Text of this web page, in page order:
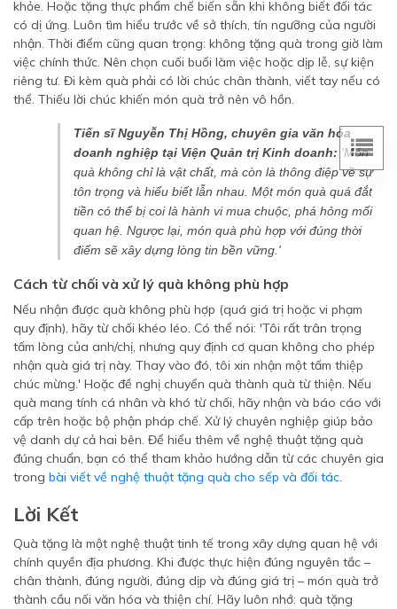
khỏe. Hoặc tặng thực phẩm chế biến sẵn khi không biết đối tác
có dị ứng. Luôn tìm hiểu trước về sở thích, tín ngưỡng của người
nhận. Thời điểm cũng quan trọng: không tặng quà trong giờ làm
việc chính thức. Nên chọn cuối buổi làm việc hoặc dịp lễ, sự kiện
riêng tư. Đi kèm quà phải có lời chúc chân thành, viết tay nếu có
thể. Thiếu lời chúc khiến món quà trở nên vô hồn.
Tiến sĩ Nguyễn Thị Hồng, chuyên gia văn hóa
doanh nghiệp tại Viện Quản trị Kinh doanh: 'Món
quà không chỉ là vật chất, mà còn là thông điệp về sự
tôn trọng và hiểu biết lẫn nhau. Một món quà quá đắt
tiền có thể bị coi là hành vi mua chuộc, phá hỏng mối
quan hệ. Ngược lại, món quà phù hợp với đúng thời
điểm sẽ xây dựng lòng tin bền vững.'
Cách từ chối và xử lý quà không phù hợp
Nếu nhận được quà không phù hợp (quá giá trị hoặc vi phạm
quy định), hãy từ chối khéo léo. Có thể nói: 'Tôi rất trân trọng
tấm lòng của anh/chị, nhưng quy định cơ quan không cho phép
nhận quà giá trị này. Thay vào đó, tôi xin nhận một tấm thiệp
chúc mừng.' Hoặc đề nghị chuyển quà thành quà từ thiện. Nếu
quà mang tính cá nhân và khó từ chối, hãy nhận và báo cáo với
cấp trên hoặc bộ phận pháp chế. Xử lý chuyên nghiệp giúp bảo
vệ danh dự cả hai bên. Để hiểu thêm về nghệ thuật tặng quà
đúng chuẩn, bạn có thể tham khảo hướng dẫn từ các chuyên gia
trong bài viết về nghệ thuật tặng quà cho sếp và đối tác.
Lời Kết
Quà tặng là một nghệ thuật tinh tế trong xây dựng quan hệ với
chính quyền địa phương. Khi được thực hiện đúng nguyên tắc –
chân thành, đúng người, đúng dịp và đúng giá trị – món quà trở
thành cầu nối văn hóa và thiện chí. Hãy luôn nhớ: quà tặng